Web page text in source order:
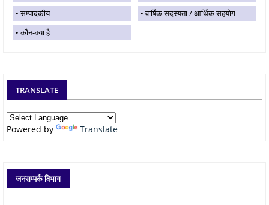
सम्पादकीय
वार्षिक सदस्यता / आर्थिक सहयोग
कौन-क्या है
TRANSLATE
Powered by Translate
जनसम्पर्क विभाग